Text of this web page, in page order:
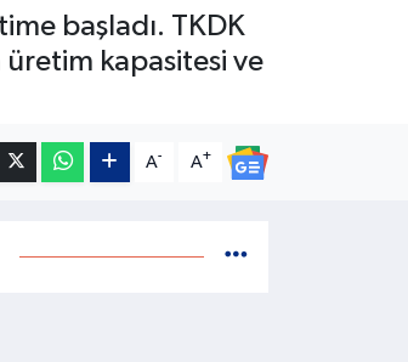
başladı. TKDK
üretim kapasitesi ve
A- A+